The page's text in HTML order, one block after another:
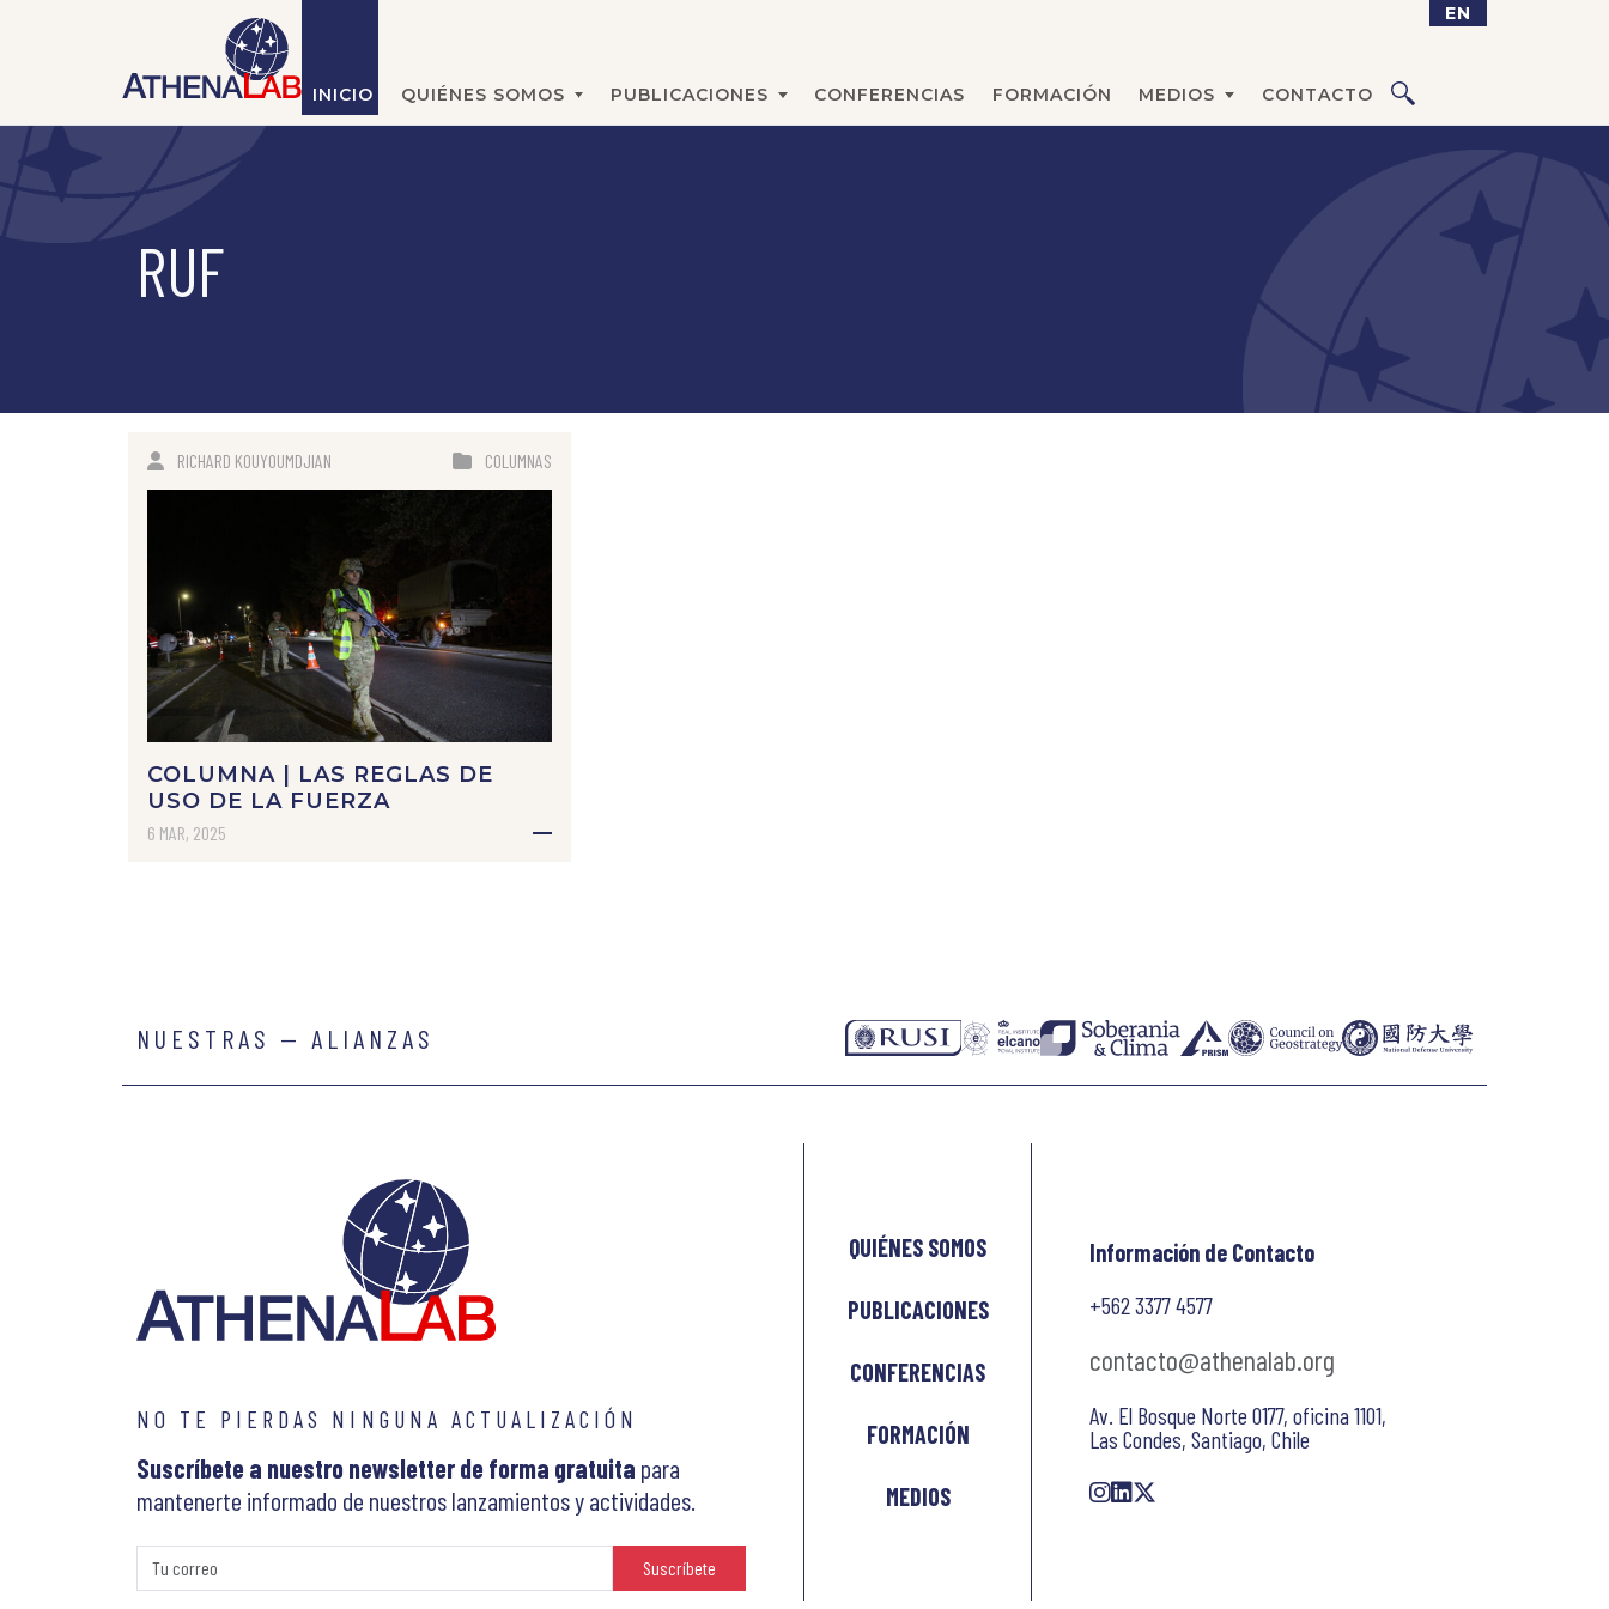
INICIO QUIÉNES SOMOS PUBLICACIONES CONFERENCIAS FORMACIÓN MEDIOS CONTACTO
BUSCAR
EN
RUF
RICHARD KOUYOUMDJIAN COLUMNAS
COLUMNA | LAS REGLAS DE
USO DE LA FUERZA
6 MAR, 2025
NUESTRAS — ALIANZAS
NO TE PIERDAS NINGUNA ACTUALIZACIÓN
Suscríbete a nuestro newsletter de forma gratuita para
mantenerte informado de nuestros lanzamientos y actividades.
Suscríbete
QUIÉNES SOMOS
PUBLICACIONES
CONFERENCIAS
FORMACIÓN
MEDIOS
Información de Contacto
+562 3377 4577
contacto@athenalab.org
Av. El Bosque Norte 0177, oficina 1101,
Las Condes, Santiago, Chile